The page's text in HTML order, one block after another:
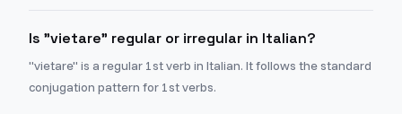
Is "vietare" regular or irregular in Italian?
"vietare" is a regular 1st verb in Italian. It follows the standard
conjugation pattern for 1st verbs.